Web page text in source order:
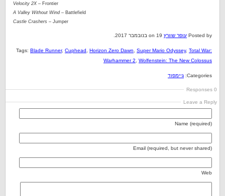
Velocity 2X – Frontier
A Valley Without Wind– Battlefield
Castle Crashers – Jumper
Posted by עופר שוורץ
Tags: Blade Runner, Cuphead Horizon Zero Dawn Super Mario Odyssey, Total War:
Warhammer 2
Wolfenstein: The New Colossus
Categories: גיימפוד
0 Responses
Leave a Reply
Name (required)
Email (required, but never shared)
Web